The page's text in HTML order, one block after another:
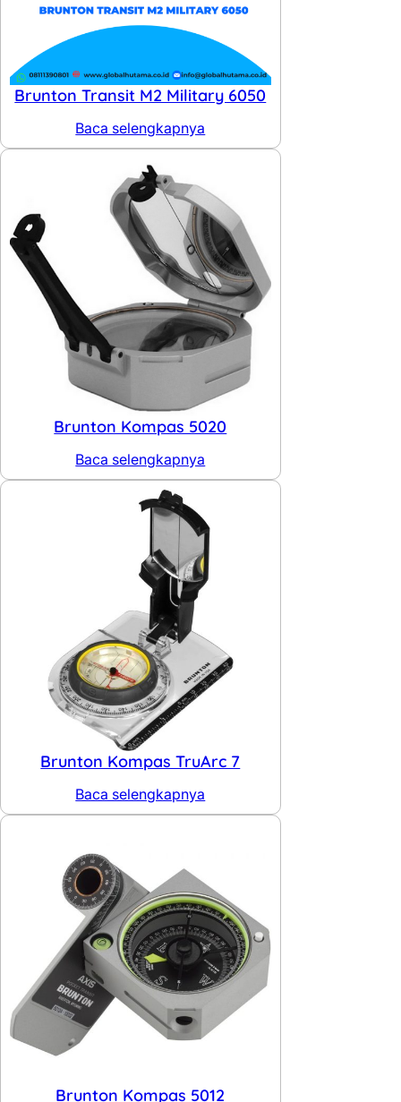
Brunton Transit M2 Military 6050
Baca selengkapnya
Brunton Kompas 5020
Baca selengkapnya
Brunton Kompas TruArc 7
Baca selengkapnya
Brunton Kompas 5012